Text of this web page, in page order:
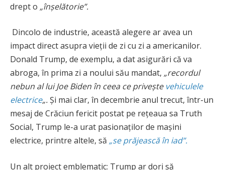
drept o „înșelătorie”.
Dincolo de industrie, această alegere ar avea un
impact direct asupra vieții de zi cu zi a americanilor.
Donald Trump, de exemplu, a dat asigurări că va
abroga, în prima zi a noului său mandat, „recordul
nebun al lui Joe Biden în ceea ce priveștevehiculele
electrice„. Și mai clar, în decembrie anul trecut, într-un
mesaj de Crăciun fericit postat pe rețeaua sa Truth
Social, Trump le-a urat pasionaților de mașini
electrice, printre altele, să „se prăjească în iad”.
Un alt proiect emblematic: Trump ar dori să